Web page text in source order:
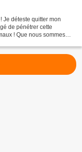
Je déteste quitter mon
de pénétrer cette
! Que nous sommes